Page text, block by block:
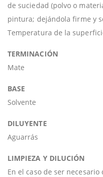
de suciedad (polvo o
pintura; dejándola firme y
Temperatura de la
TERMINACIÓN
Mate
BASE
Solvente
DILUYENTE
Aguarrás
LIMPIEZA Y DILUCIÓN
En el caso de ser